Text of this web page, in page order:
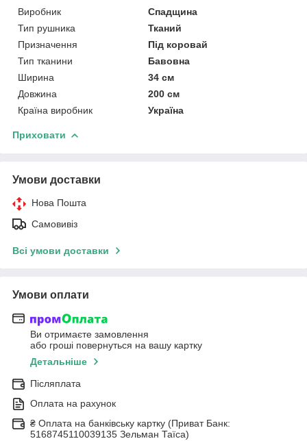
Виробник
Спадщина
Тип рушника
Тканий
Призначення
Під коровай
Тип тканини
Бавовна
Ширина
34 см
Довжина
200 см
Країна виробник
Україна
Приховати
Умови доставки
Нова Пошта
Самовивіз
Всі умови доставки
Умови оплати
Ви отримаєте замовлення
або гроші повернуться на вашу картку
Детальніше
Післяплата
Оплата на рахунок
₴ Оплата на банківську картку (Приват Банк:
5168745110039135 Зельман Таїса)